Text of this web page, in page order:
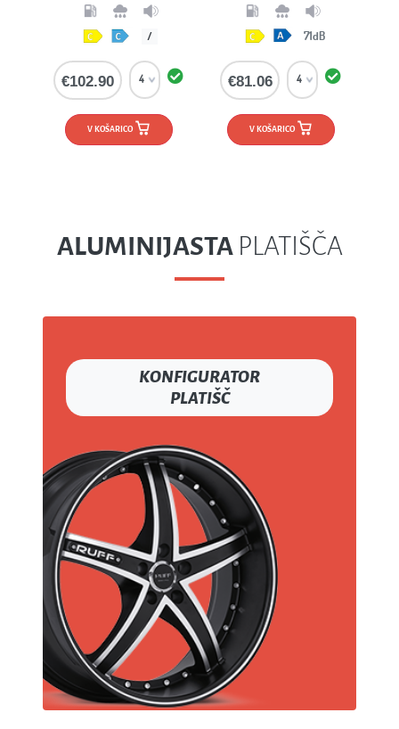
/
€102.90
V KOŠARICO
71dB
€81.06
V KOŠARICO
ALUMINIJASTA PLATIŠČA
KONFIGURATOR
PLATIŠČ